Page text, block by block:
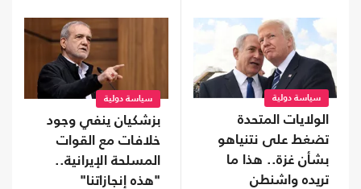
سياسة دولية
الولايات المتحدة
تضغط على نتنياهو
بشأن غزة.. هذا ما
تريده واشنطن
سياسة دولية
بزشكيان ينفي وجود
خلافات مع القوات
المسلحة الإيرانية..
"هذه إنجازاتنا"